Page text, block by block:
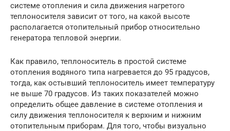
системе отопления и сила движения нагретого
теплоносителя зависит от того, на какой высоте
располагается отопительный прибор относительно
генератора тепловой энергии.
Как правило, теплоноситель в простой системе
отопления водяного типа нагревается до 95 градусов,
тогда, как остывший теплоноситель имеет температуру
не выше 70 градусов. Из таких показателей можно
определить общее давление в системе отопления и
силу движения теплоносителя к верхним и нижним
отопительным приборам. Для того, чтобы визуально